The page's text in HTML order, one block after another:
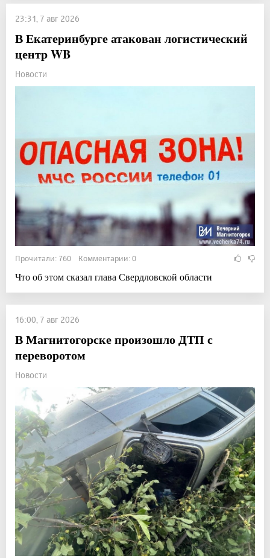
23:31, 7 авг 2026
В Екатеринбурге атакован логистический
центр WB
Новости
Прочитали: 760 Комментарии: 0
Что об этом сказал глава Свердловской области
16:00, 7 авг 2026
В Магнитогорске произошло ДТП с
переворотом
Новости